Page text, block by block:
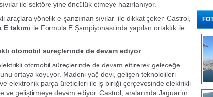
ile sektöre yine öncülük etmeye hazırlanıyor.
yönelik e-şanzıman sıvıları ile dikkat çeken Castrol,
takımı ile Formula E Şampiyonası’nda yapılan ortaklık ile
otomobil süreçlerinde de devam ediyor
otomobil süreçlerinde de devam ettirerek geleceğe
ortaya koyuyor. Madeni yağ devi, gelişen teknolojileri
elektronik parça üreticileri ile iş birliği çerçevesinde elektrikli
ve geliştirmeye devam ediyor. Castrol, aralarında Jaguar’ın